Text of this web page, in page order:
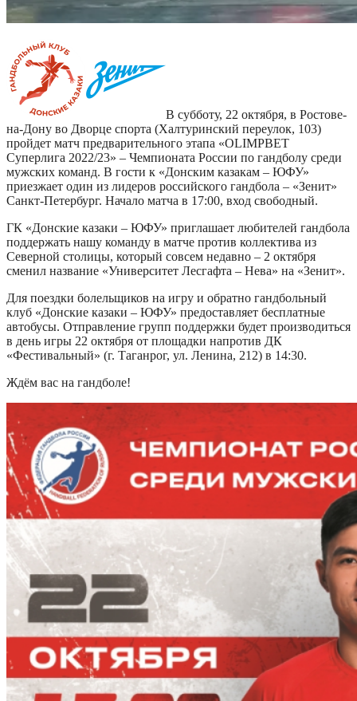
В субботу, 22 октября, в Ростове-
на-Дону во Дворце спорта (Халтуринский переулок, 103)
пройдет матч предварительного этапа «OLIMPBET
Суперлига 2022/23» – Чемпионата России по гандболу среди
мужских команд. В гости к «Донским казакам – ЮФУ»
приезжает один из лидеров российского гандбола – «Зенит»
Санкт-Петербург. Начало матча в 17:00, вход свободный.
ГК «Донские казаки – ЮФУ» приглашает любителей гандбола
поддержать нашу команду в матче против коллектива из
Северной столицы, который совсем недавно – 2 октября
сменил название «Университет Лесгафта – Нева» на «Зенит».
Для поездки болельщиков на игру и обратно гандбольный
клуб «Донские казаки – ЮФУ» предоставляет бесплатные
автобусы. Отправление групп поддержки будет производиться
в день игры 22 октября от площадки напротив ДК
«Фестивальный» (г. Таганрог, ул. Ленина, 212) в 14:30.
Ждём вас на гандболе!